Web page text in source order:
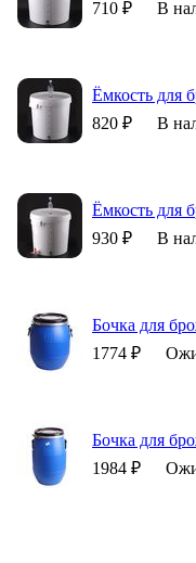
710 ₽
В
Ёмкость для
820 ₽
В
Ёмкость для
930 ₽
В
Бочка для
1774 ₽
Бочка для
1984 ₽